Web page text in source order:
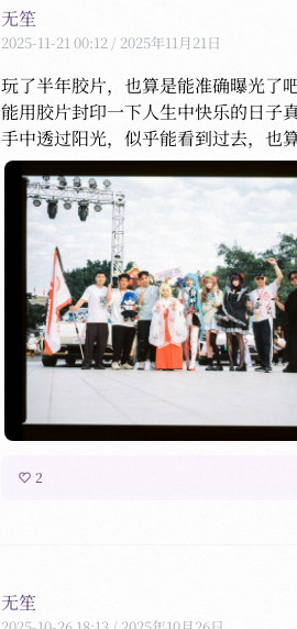
无笙
2025-11-21 00:12/ 2025年11月21日
玩了半年胶片，也算是能准确曝光了
能用胶片封印一下人生中快乐的日子
手中透过阳光，似乎能看到过去，也
2
无笙